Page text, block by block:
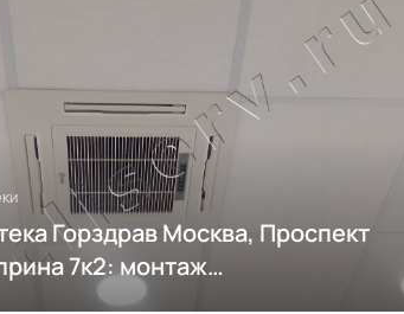
Горздрав Москва, Проспект
7к2: монтаж